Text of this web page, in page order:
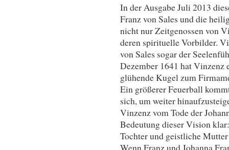
In der Ausgabe Juli 2013
Franz von Sales und die
nicht nur Zeitgenossen von
deren spirituelle Vorbilder.
von Sales sogar der
Dezember 1641 hat
glühende Kugel zum
Ein größerer Feuerball
sich, um weiter
Vinzenz vom Tode der
Bedeutung dieser Vision
Tochter und geistliche
Wenn Franz und Johanna